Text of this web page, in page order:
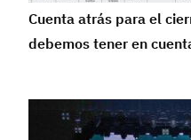
Cuenta atrás para el
debemos tener en